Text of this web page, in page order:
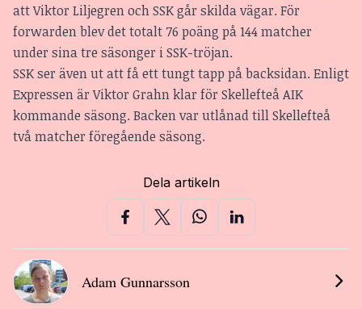
att Viktor Liljegren och SSK går skilda vägar. För
forwarden blev det totalt 76 poäng på 144 matcher
under sina tre säsonger i SSK-tröjan.
SSK ser även ut att få ett tungt tapp på backsidan. Enligt
Expressen är Viktor Grahn klar för Skellefteå AIK
kommande säsong. Backen var utlånad till Skellefteå
två matcher föregående säsong.
Dela artikeln
Adam Gunnarsson